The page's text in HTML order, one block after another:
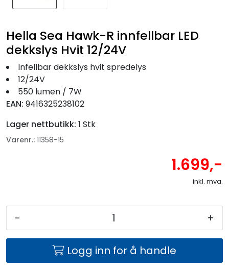
Hella Sea Hawk-R innfellbar LED
dekkslys Hvit 12/24V
Infellbar dekkslys hvit spredelys
12/24V
550 lumen / 7W
EAN: 9416325238102
Lager nettbutikk: 1 Stk
Varenr.: 11358-15
1.699,-
inkl. mva.
- +
Logg inn for å handle
Nyheter